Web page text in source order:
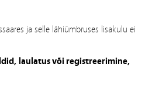
ja selle lähiümbruses lisakulu ei
laulatus või registreerimine,